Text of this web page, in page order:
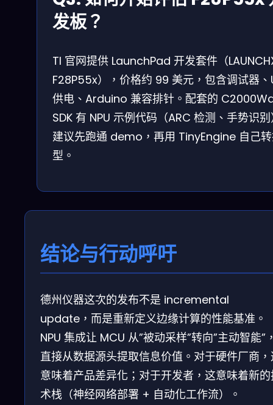
发板？
TI 官网提供 LaunchPad 开发套件（
F28P55x），价格约 99 美元，包含调试器、
供电、Arduino 兼容排针。配套的
SDK 有 NPU 示例代码（ARC 检测、手势识
建议先跑通 demo，再用 TinyEngine 自己
型。
结论与行动呼吁
德州仪器这次的发布不是 incremental
update，而是重新定义边缘计算的性能基准。
NPU 集成让 MCU 从”被动采样”转向”主动智能”
直接从数据源头提取信息价值。对于硬件厂商
意味着产品差异化；对于开发者，这意味着新
术栈（神经网络部署 + 自动化工作流）。